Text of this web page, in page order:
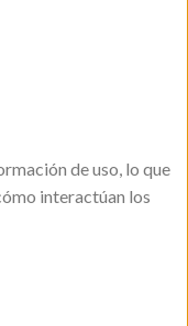
de uso, lo que
interactúan los